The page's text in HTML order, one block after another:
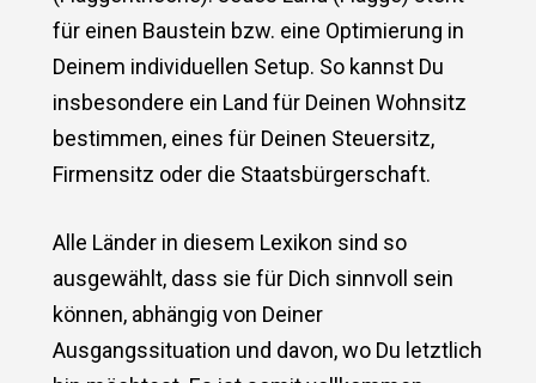
für einen Baustein bzw. eine Optimierung in
Deinem individuellen Setup. So kannst Du
insbesondere ein Land für Deinen Wohnsitz
bestimmen, eines für Deinen Steuersitz,
Firmensitz oder die Staatsbürgerschaft.
Alle Länder in diesem Lexikon sind so
ausgewählt, dass sie für Dich sinnvoll sein
können, abhängig von Deiner
Ausgangssituation und davon, wo Du letztlich